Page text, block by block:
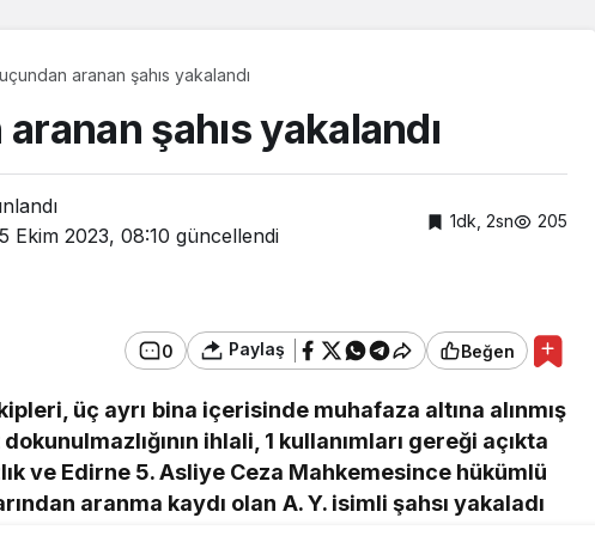
aranan şahıs yakalandı
aranan şahıs yakalandı
5 Ekim 2023, 08:10 güncellendi
1dk, 2sn 205
0 Paylaş Beğen
üç ayrı bina içerisinde muhafaza altına alınmış
ihlali, 1 kullanımları gereği açıkta
ve Edirne 5. Asliye Ceza Mahkemesince hükümlü
aranma kaydı olan A. Y. isimli şahsı yakaladı